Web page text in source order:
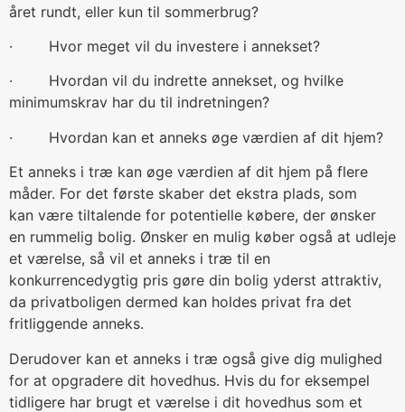
året rundt, eller kun til sommerbrug?
· Hvor meget vil du investere i annekset?
· Hvordan vil du indrette annekset, og hvilke
minimumskrav har du til indretningen?
· Hvordan kan et anneks øge værdien af dit hjem?
Et anneks i træ kan øge værdien af dit hjem på flere
måder. For det første skaber det ekstra plads, som
kan være tiltalende for potentielle købere, der ønsker
en rummelig bolig. Ønsker en mulig køber også at udleje
et værelse, så vil et anneks i træ til en
konkurrencedygtig pris gøre din bolig yderst attraktiv,
da privatboligen dermed kan holdes privat fra det
fritliggende anneks.
Derudover kan et anneks i træ også give dig mulighed
for at opgradere dit hovedhus. Hvis du for eksempel
tidligere har brugt et værelse i dit hovedhus som et